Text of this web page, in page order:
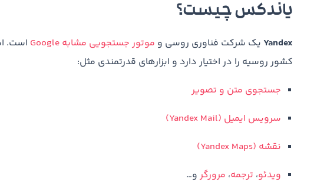
یاندکس چیست؟
Yandex یک شرکت فناوری روسی و موتور جستجویی مشابه Google
کشور روسیه را در اختیار دارد و ابزارهای قدرتمندی مثل:
جستجوی متن و تصویر
سرویس ایمیل (Yandex Mail)
نقشه (Yandex Maps)
ویدئو، ترجمه، مرورگر و…